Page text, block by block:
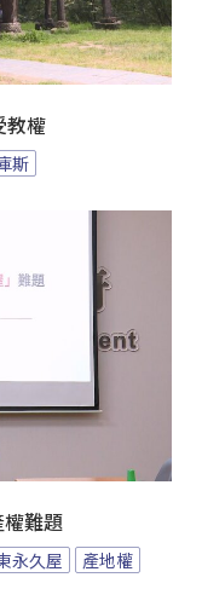
教權
斯
權難題
永久屋 產地權